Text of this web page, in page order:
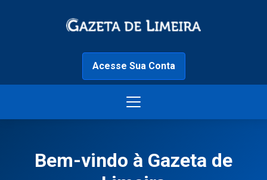
Acesse Sua Conta
Bem-vindo à Gazeta de